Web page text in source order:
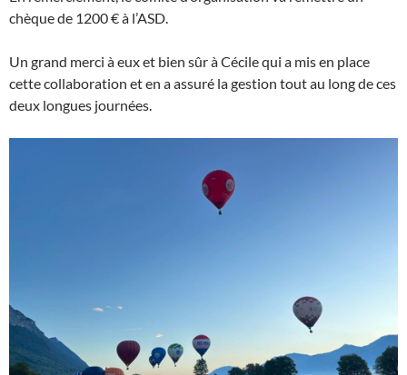
chèque de 1200 € à l’ASD.
Un grand merci à eux et bien sûr à Cécile qui a mis en place
cette collaboration et en a assuré la gestion tout au long de ces
deux longues journées.